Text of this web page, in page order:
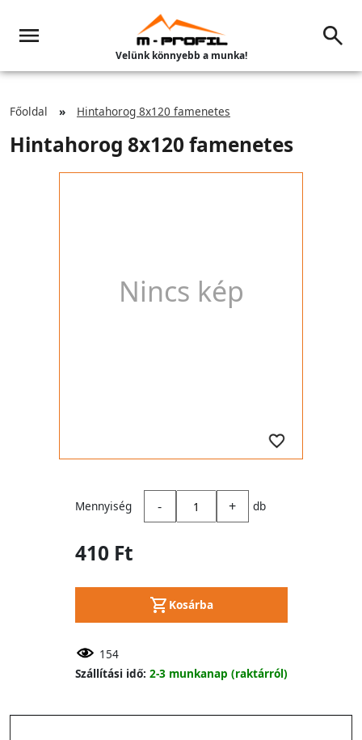
Velünk könnyebb a munka!
Főoldal Hintahorog 8x120 famenetes
Hintahorog 8x120 famenetes
Nincs kép
Mennyiség - + db
410 Ft
Kosárba
154
Szállítási idő: 2-3 munkanap (raktárról)